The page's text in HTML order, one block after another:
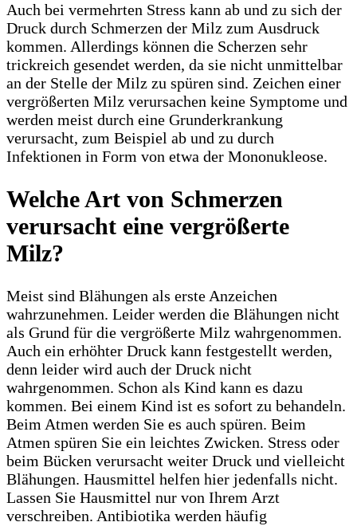
Auch bei vermehrten Stress kann ab und zu sich der
Druck durch Schmerzen der Milz zum Ausdruck
kommen. Allerdings können die Scherzen sehr
trickreich gesendet werden, da sie nicht unmittelbar
an der Stelle der Milz zu spüren sind. Zeichen einer
vergrößerten Milz verursachen keine Symptome und
werden meist durch eine Grunderkrankung
verursacht, zum Beispiel ab und zu durch
Infektionen in Form von etwa der Mononukleose.
Welche Art von Schmerzen
verursacht eine vergrößerte
Milz?
Meist sind Blähungen als erste Anzeichen
wahrzunehmen. Leider werden die Blähungen nicht
als Grund für die vergrößerte Milz wahrgenommen.
Auch ein erhöhter Druck kann festgestellt werden,
denn leider wird auch der Druck nicht
wahrgenommen. Schon als Kind kann es dazu
kommen. Bei einem Kind ist es sofort zu behandeln.
Beim Atmen werden Sie es auch spüren. Beim
Atmen spüren Sie ein leichtes Zwicken. Stress oder
beim Bücken verursacht weiter Druck und vielleicht
Blähungen. Hausmittel helfen hier jedenfalls nicht.
Lassen Sie Hausmittel nur von Ihrem Arzt
verschreiben. Antibiotika werden häufig